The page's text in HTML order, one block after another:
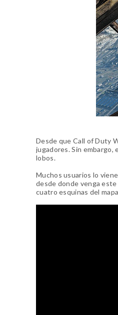
Desde que Call of Duty
jugadores. Sin
lobos.
Muchos usuarios lo
desde donde venga este
cuatro esquinas del